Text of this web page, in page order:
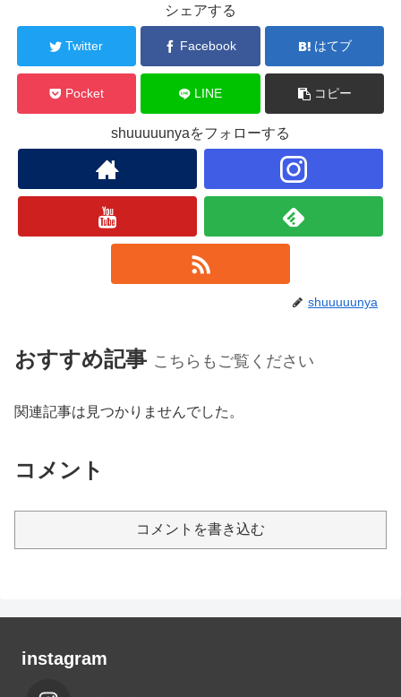
シェアする
Twitter Facebook はてブ
Pocket LINE コピー
shuuuuunyaをフォローする
shuuuuunya
おすすめ記事 こちらもご覧ください
関連記事は見つかりませんでした。
コメント
コメントを書き込む
instagram